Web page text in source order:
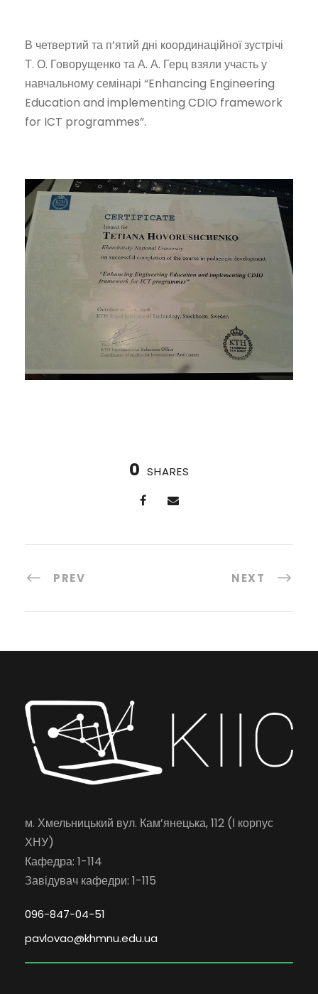
В четвертий та п’ятий дні координаційної зустрічі
Т. О. Говорущенко та А. А. Герц взяли участь у
навчальному семінарі “Enhancing Engineering
Education and implementing CDIO framework
for ICT programmes”.
0 SHARES
PREV NEXT
м. Хмельницький вул. Кам’янецька, 112 (І корпус
ХНУ)
Кафедра: 1-114
Завідувач кафедри: 1-115
096-847-04-51
pavlovao@khmnu.edu.ua